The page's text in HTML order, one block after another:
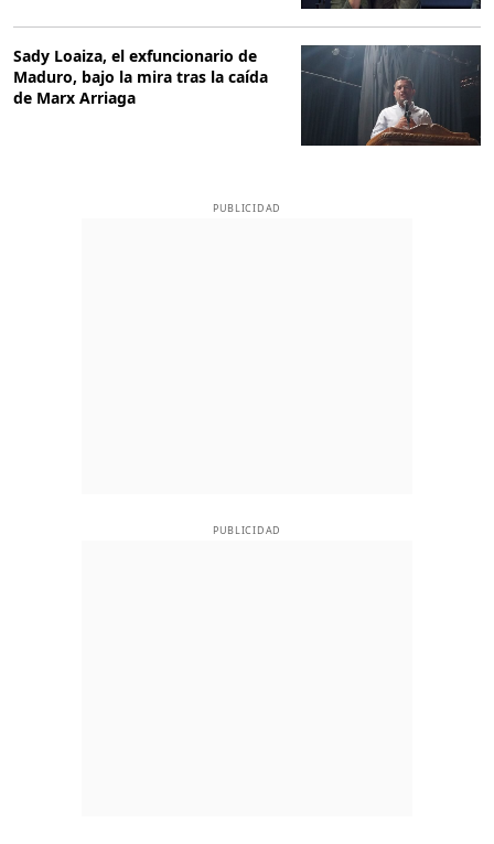
Sady Loaiza, el exfuncionario de
Maduro, bajo la mira tras la caída
de Marx Arriaga
PUBLICIDAD
PUBLICIDAD